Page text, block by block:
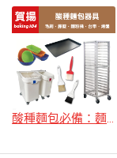
酸種麵包必備：麵粉桶+台車+烤盤+發酵籐籃+專業毛刷